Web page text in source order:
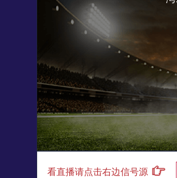
看直播请点击右边信号源